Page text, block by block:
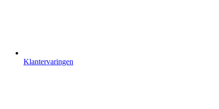
Klantervaringen